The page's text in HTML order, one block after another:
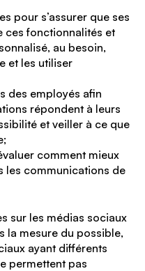
pour s’assurer que ses
ces fonctionnalités et
au besoin,
et les utiliser
des employés afin
répondent à leurs
et veiller à ce que
comment mieux
les communications de
sur les médias sociaux
la mesure du possible,
ayant différents
permettent pas